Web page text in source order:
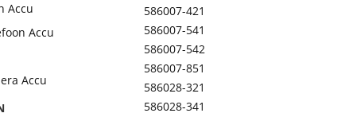
Accu
Accu
Accu
586007-421
586007-541
586007-542
586007-851
586028-321
586028-341